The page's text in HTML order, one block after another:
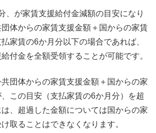
、が家賃支援給付金減額の目安になり
体からの家賃支援金額＋国からの家賃
家賃の6か月分以下の場合であれば、
付金を全額受領することが可能です。
団体からの家賃支援金額＋国からの家
この目安（支払家賃の6か月分）を超
、超過した金額については国からの家
取ることはできなくなります。